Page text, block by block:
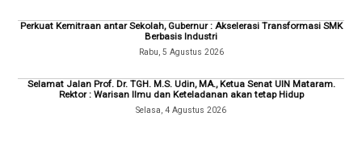
Perkuat Kemitraan antar Sekolah, Gubernur : Akselerasi Transformasi SMK
Berbasis Industri
Rabu, 5 Agustus 2026
Selamat Jalan Prof. Dr. TGH. M.S. Udin, MA., Ketua Senat UIN Mataram.
Rektor : Warisan Ilmu dan Keteladanan akan tetap Hidup
Selasa, 4 Agustus 2026